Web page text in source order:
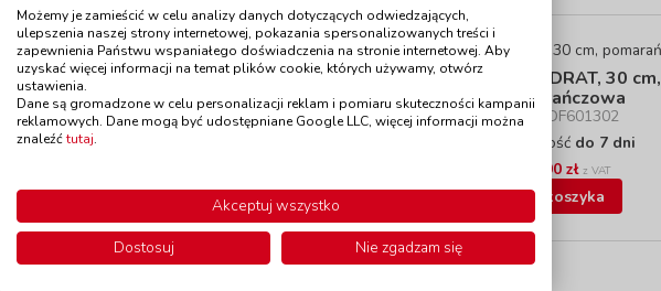
Pufa KWADRAT, 30 cm, czerwona
kod: EDF601303
Dostępnośćdo 7 dni
Do koszyka
Pufa KWADRAT, 30 cm,
pomarańczowa
kod: EDF601302
Dostępność do 7 dni
165,00 zł z VAT
Do koszyka
Możemy je zamieścić w celu analizy danych dotyczących odwiedzających,
ulepszenia naszej strony internetowej, pokazania spersonalizowanych treści i
zapewnienia Państwu wspaniałego doświadczenia na stronie internetowej. Aby
uzyskać więcej informacji na temat plików cookie, których używamy, otwórz
ustawienia.
Dane są gromadzone w celu personalizacji reklam i pomiaru skuteczności kampanii
reklamowych. Dane mogą być udostępniane Google LLC, więcej informacji można
znaleźćtutaj.
Akceptuj wszystko
Dostosuj
Nie zgadzam się